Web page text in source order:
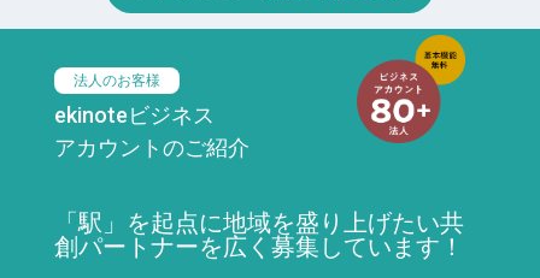
法人のお客様
ekinoteビジネス
アカウントのご紹介
「駅」を起点に地域を盛り上げたい共
創パートナーを広く募集しています！